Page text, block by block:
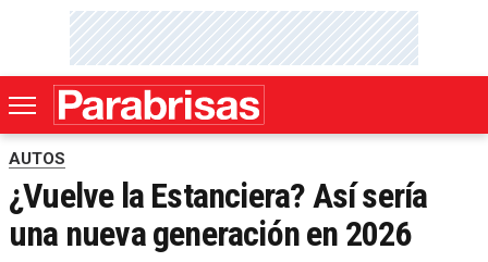
AUTOS
¿Vuelve la Estanciera? Así sería
una nueva generación en 2026